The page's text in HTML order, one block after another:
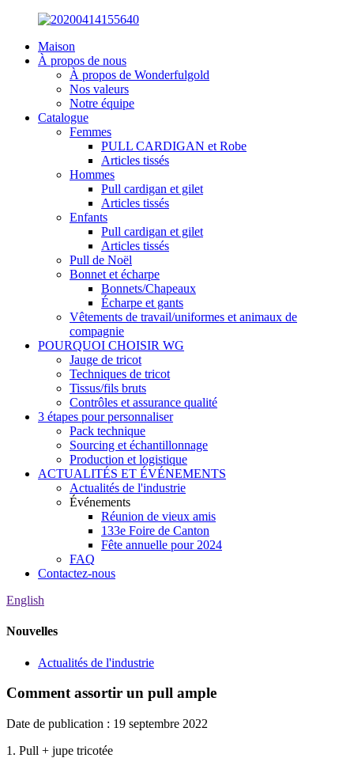
Maison
À propos de nous
À propos de Wonderfulgold
Nos valeurs
Notre équipe
Catalogue
Femmes
PULL CARDIGAN et Robe
Articles tissés
Hommes
Pull cardigan et gilet
Articles tissés
Enfants
Pull cardigan et gilet
Articles tissés
Pull de Noël
Bonnet et écharpe
Bonnets/Chapeaux
Écharpe et gants
Vêtements de travail/uniformes et animaux de
compagnie
POURQUOI CHOISIR WG
Jauge de tricot
Techniques de tricot
Tissus/fils bruts
Contrôles et assurance qualité
3 étapes pour personnaliser
Pack technique
Sourcing et échantillonnage
Production et logistique
ACTUALITÉS ET ÉVÉNEMENTS
Actualités de l'industrie
Événements
Réunion de vieux amis
133e Foire de Canton
Fête annuelle pour 2024
FAQ
Contactez-nous
English
Nouvelles
Actualités de l'industrie
Comment assortir un pull ample
Date de publication : 19 septembre 2022
1. Pull + jupe tricotée